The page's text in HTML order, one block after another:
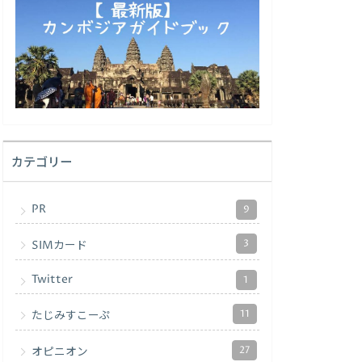
カテゴリー
PR 9
SIMカード 3
Twitter 1
たじみすこーぷ 11
オピニオン 27